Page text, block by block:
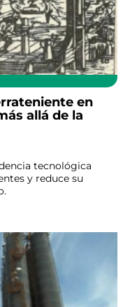
en
allá de la
tecnológica
y reduce su